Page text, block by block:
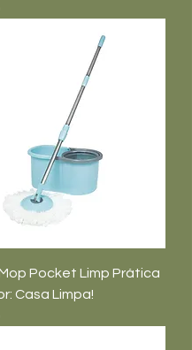
Pocket Limp Prática
Casa Limpa!